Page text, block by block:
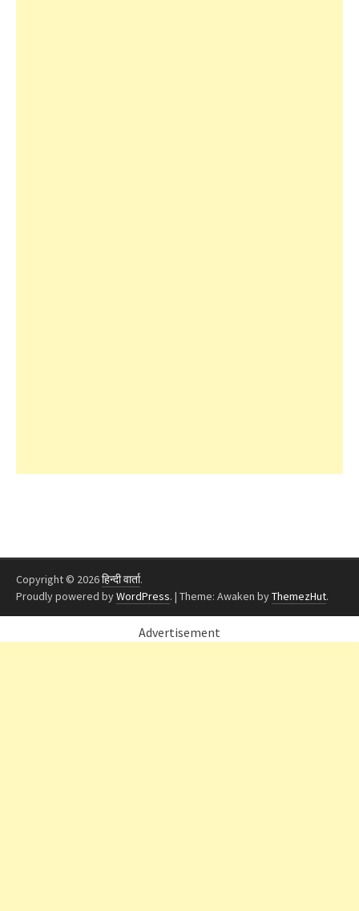
Copyright © 2026हिन्दी वार्ता.
Proudly powered byWordPress. | Theme: Awaken byThemezHut.
Advertisement